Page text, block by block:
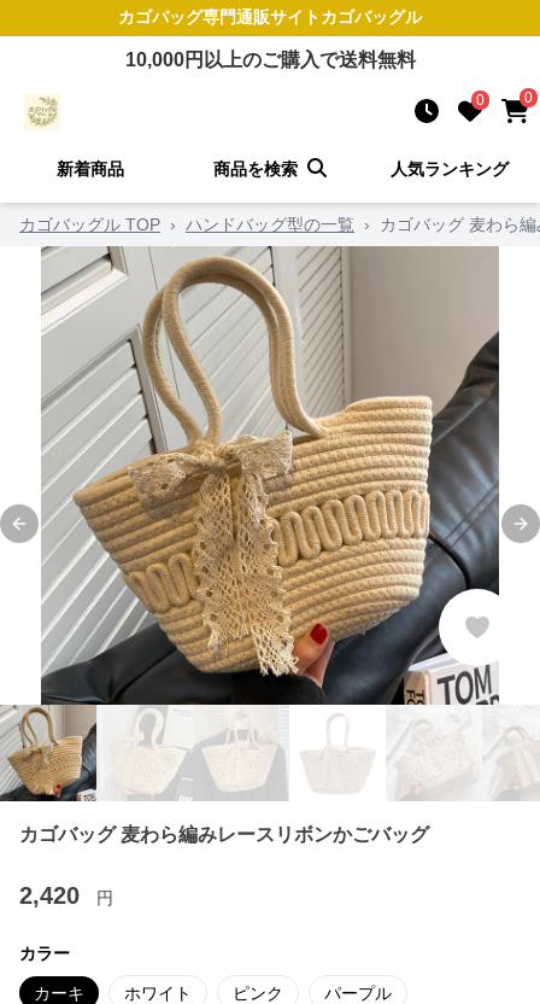
カゴバッグ専門通販サイトカゴバッグル
10,000円以上のご購入で送料無料
0 0
新着商品 商品を検索 人気ランキング
カゴバッグル TOP › ハンドバッグ型の一覧 › カゴバッグ 麦わら
Previous slide
カゴバッグ 麦わら編みレースリボンかごバッグ
2,420 円
カラー
カーキ ホワイト ピンク パープル